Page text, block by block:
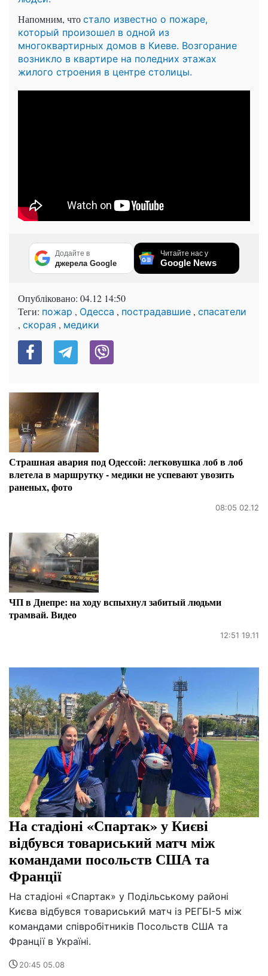
Напомним, что стало известно о пожаре,
который произошел в одной из
многоквартирных домов в Киеве. Возгорание
возникло в квартире на поледних этажах
жилого строения в центре столицы.
Додайте в
джерела Google
Читайте нас у
Google News
Опубліковано: 04.12 14:50
Теги: пожар , Одесса , пострадавшие , спасатели
, скорая , медики
Страшная авария под Одессой: легковушка лоб в лоб
влетела в маршрутку - медики не успевают увозить
раненых, фото
08:05 02.12
ЧП в Днепре: на ходу вспыхнул забитый людьми
трамвай. Видео
12:51 19.11
На стадіоні «Спартак» у Києві
відбувся товариський матч між
командами посольств США та
Франції
На стадіоні «Спартак» у Подільському районі
Києва відбувся товариський матч із РЕГБІ-5 між
командами співробітників Посольств США та
Франції в Україні.
20:45 05.08